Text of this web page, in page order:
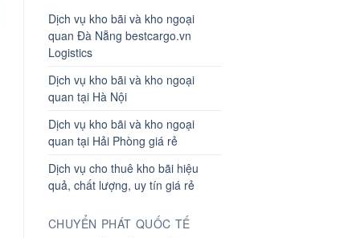
Dịch vụ kho bãi và kho ngoại
quan Đà Nẵng bestcargo.vn
Logistics
Dịch vụ kho bãi và kho ngoại
quan tại Hà Nội
Dịch vụ kho bãi và kho ngoại
quan tại Hải Phòng giá rẻ
Dịch vụ cho thuê kho bãi hiệu
quả, chất lượng, uy tín giá rẻ
CHUYỂN PHÁT QUỐC TẾ